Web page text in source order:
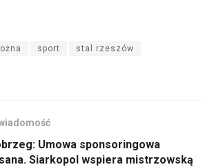
sport stal rzeszów
Umowa sponsoringowa
Siarkopol wspiera mistrzowską